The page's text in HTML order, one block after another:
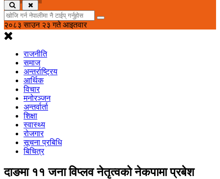
२०८३ साउन २३ गते आइतवार
राजनीति
समाज
अन्तर्राष्ट्रिय
आर्थिक
विचार
मनोरञ्जन
अन्तर्वार्ता
शिक्षा
स्वास्थ्य
रोजगार
सूचना प्रबिधि
बिचित्र
दाङमा ११ जना विप्लव नेतृत्वको नेकपामा प्रबेश